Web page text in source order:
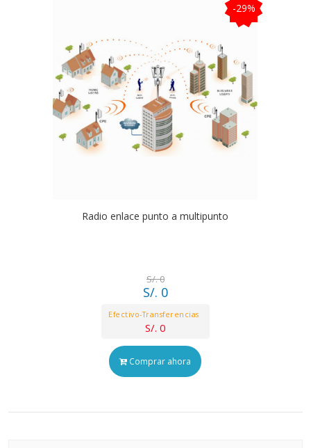
-29%
Radio enlace punto a multipunto
S/. 0
S/. 0
Efectivo-Transferencias
S/. 0
Comprar ahora